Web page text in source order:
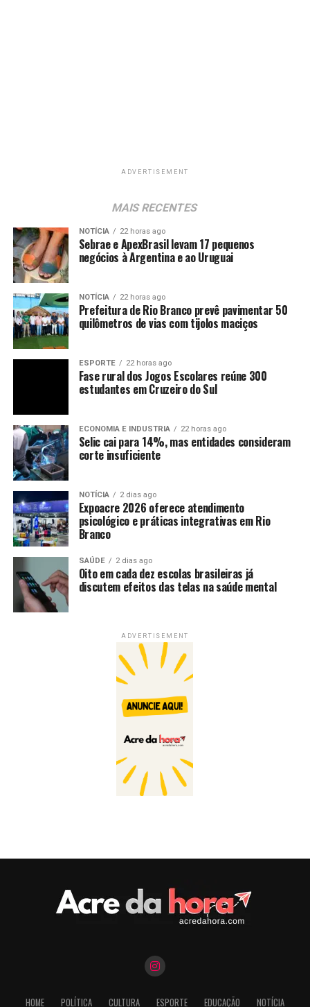
ADVERTISEMENT
MAIS RECENTES
NOTÍCIA 22 horas ago
Sebrae e ApexBrasil levam 17 pequenos
negócios à Argentina e ao Uruguai
NOTÍCIA 22 horas ago
Prefeitura de Rio Branco prevê pavimentar 50
quilômetros de vias com tijolos maciços
ESPORTE 22 horas ago
Fase rural dos Jogos Escolares reúne 300
estudantes em Cruzeiro do Sul
ECONOMIA E INDUSTRIA 22 horas ago
Selic cai para 14%, mas entidades consideram
corte insuficiente
NOTÍCIA 2 dias ago
Expoacre 2026 oferece atendimento
psicológico e práticas integrativas em Rio
Branco
SAÚDE 2 dias ago
Oito em cada dez escolas brasileiras já
discutem efeitos das telas na saúde mental
ADVERTISEMENT
HOME POLÍTICA CULTURA ESPORTE EDUCAÇÃO NOTÍCIA